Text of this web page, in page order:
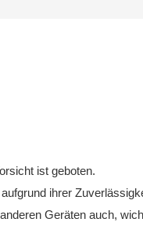
ist geboten.
ihrer
Geräten auch,